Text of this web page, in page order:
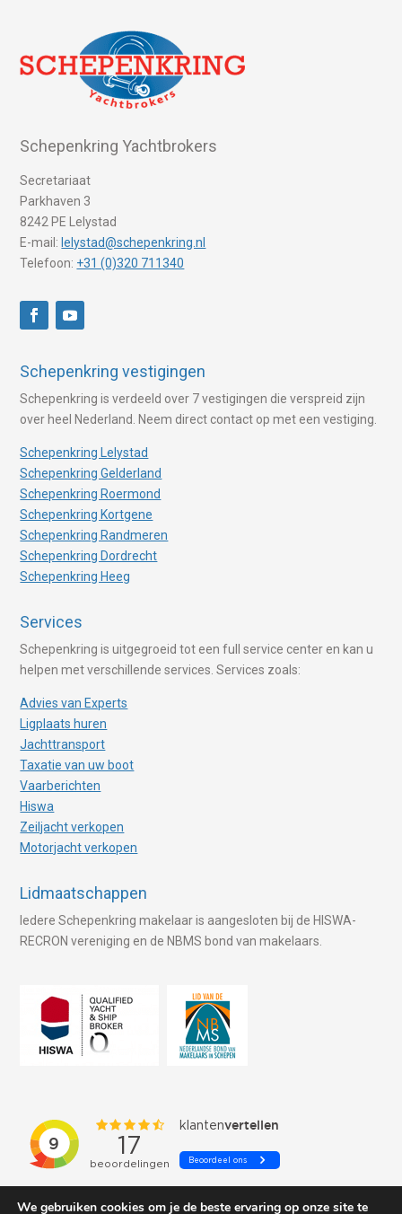
Schepenkring Yachtbrokers
Secretariaat
Parkhaven 3
8242 PE Lelystad
E-mail: lelystad@schepenkring.nl
Telefoon: +31 (0)320 711340
Schepenkring vestigingen
Schepenkring is verdeeld over 7 vestigingen die verspreid zijn
over heel Nederland. Neem direct contact op met een vestiging.
Schepenkring Lelystad
Schepenkring Gelderland
Schepenkring Roermond
Schepenkring Kortgene
Schepenkring Randmeren
Schepenkring Dordrecht
Schepenkring Heeg
Services
Schepenkring is uitgegroeid tot een full service center en kan u
helpen met verschillende services. Services zoals:
Advies van Experts
Ligplaats huren
Jachttransport
Taxatie van uw boot
Vaarberichten
Hiswa
Zeiljacht verkopen
Motorjacht verkopen
Lidmaatschappen
Iedere Schepenkring makelaar is aangesloten bij de HISWA-
RECRON vereniging en de NBMS bond van makelaars.
We gebruiken cookies om je de beste ervaring op onze site te